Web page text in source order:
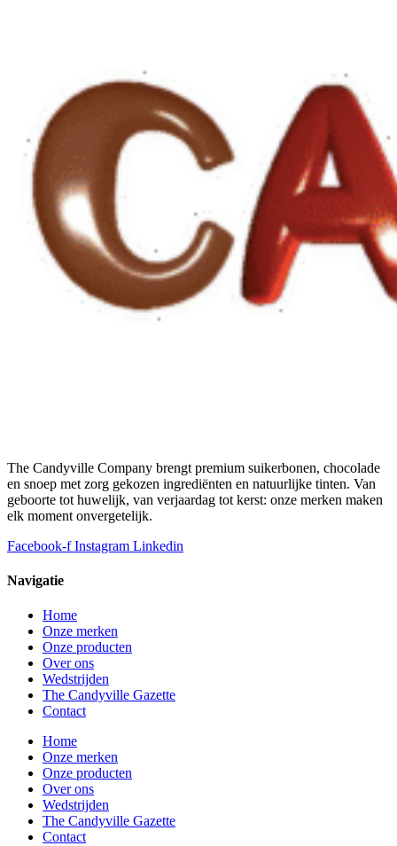
The Candyville Company brengt premium suikerbonen, chocolade
en snoep met zorg gekozen ingrediënten en natuurlijke tinten. Van
geboorte tot huwelijk, van verjaardag tot kerst: onze merken maken
elk moment onvergetelijk.
Facebook-f Instagram Linkedin
Navigatie
Home
Onze merken
Onze producten
Over ons
Wedstrijden
The Candyville Gazette
Contact
Home
Onze merken
Onze producten
Over ons
Wedstrijden
The Candyville Gazette
Contact